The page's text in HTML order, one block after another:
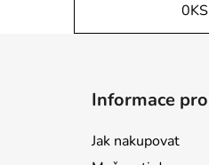
0
Informace
Jak nakupovat